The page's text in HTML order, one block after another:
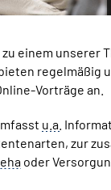
einem unserer
regelmäßig
Vorträge an.
u.a.
zur
oder